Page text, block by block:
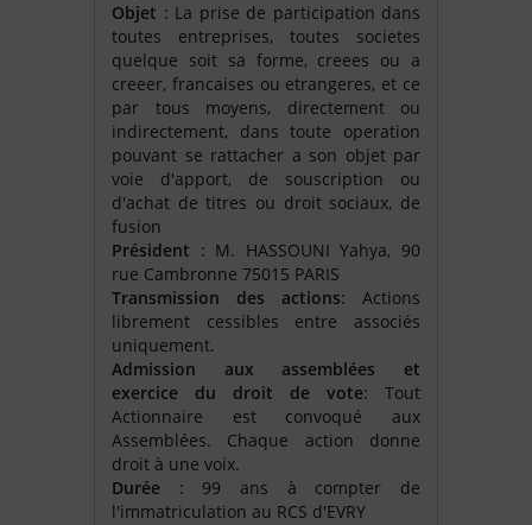
Objet : La prise de participation dans
toutes entreprises, toutes societes
quelque soit sa forme, creees ou a
creeer, francaises ou etrangeres, et ce
par tous moyens, directement ou
indirectement, dans toute operation
pouvant se rattacher a son objet par
voie d'apport, de souscription ou
d'achat de titres ou droit sociaux, de
fusion
Président : M. HASSOUNI Yahya, 90
rue Cambronne 75015 PARIS
Transmission des actions: Actions
librement cessibles entre associés
uniquement.
Admission aux assemblées et
exercice du droit de vote: Tout
Actionnaire est convoqué aux
Assemblées. Chaque action donne
droit à une voix.
Durée : 99 ans à compter de
l'immatriculation au RCS d'EVRY